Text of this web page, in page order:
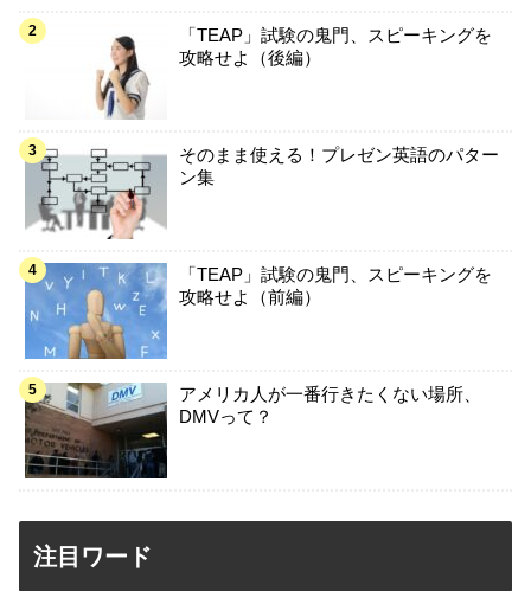
「TEAP」試験の鬼門、スピーキングを
攻略せよ（後編）
そのまま使える！プレゼン英語のパター
ン集
「TEAP」試験の鬼門、スピーキングを
攻略せよ（前編）
アメリカ人が一番行きたくない場所、
DMVって？
注目ワード